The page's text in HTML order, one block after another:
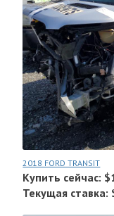
2018 FORD TRANSIT
Купить сейчас:
Текущая ставка: